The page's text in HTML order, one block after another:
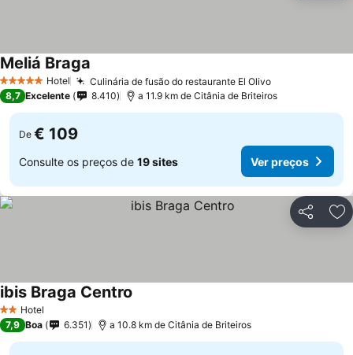
5 Estrelas Hotel Culinária de fusão do restaurante El Olivo
Meliá Braga
8,7 Excelente 8.410 a 11.9 km de Citânia de Briteiros
De € 109
Consulte os preços de 19 sites Ver preços
Partilhar
2 Estrelas
Hotel
ibis Braga Centro
7,9 Boa 6.351 a 10.8 km de Citânia de Briteiros